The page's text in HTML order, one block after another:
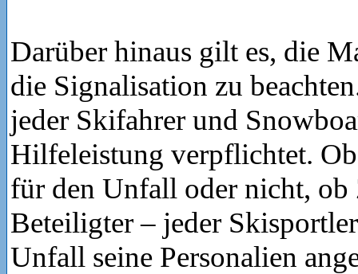
Darüber hinaus gilt es, die
die Signalisation zu
jeder Skifahrer und
Hilfeleistung verpflichtet.
für den Unfall oder nicht, ob
Beteiligter – jeder
Unfall seine Personalien